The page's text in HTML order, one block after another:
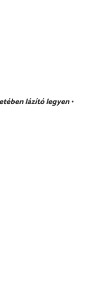
lázító legyen